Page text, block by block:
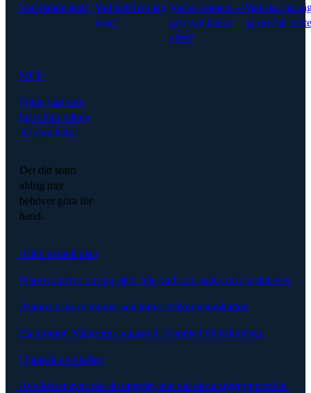
Vad hände just? Vad behöver jag
veta?
Vad är planen —
och vad halkar
efter?
Vad ska jag
på det här
MCP
Fråga vad som
helst från vilken
AI som helst.
Det ditt team
aldrig mer
behöver göra för
hand.
Alltid aktuell plan
Planen skriver om sig själv från vad som sades och beslutades.
Automatiska rapporter och intressentkommunikation
En prompt. Målgruppsanpassad. Kopplad till källmöten.
Upptäck avvikelser
Avvikelser syns när de uppstår, inte vid nästa styrgruppsmöte.